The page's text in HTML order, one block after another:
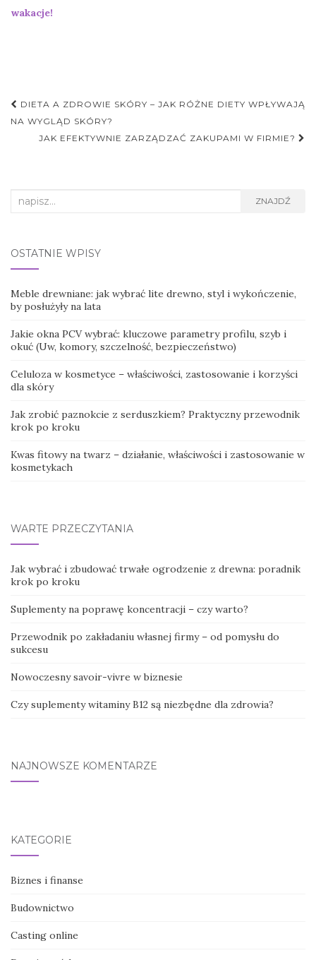
wakacje!
Nawigacja
postu
DIETA A ZDROWIE SKÓRY – JAK RÓŻNE DIETY WPŁYWAJĄ
NA WYGLĄD SKÓRY?
JAK EFEKTYWNIE ZARZĄDZAĆ ZAKUPAMI W FIRMIE?
Search
ZNAJDŹ
OSTATNIE WPISY
Meble drewniane: jak wybrać lite drewno, styl i wykończenie,
by posłużyły na lata
Jakie okna PCV wybrać: kluczowe parametry profilu, szyb i
okuć (Uw, komory, szczelność, bezpieczeństwo)
Celuloza w kosmetyce – właściwości, zastosowanie i korzyści
dla skóry
Jak zrobić paznokcie z serduszkiem? Praktyczny przewodnik
krok po kroku
Kwas fitowy na twarz – działanie, właściwości i zastosowanie w
kosmetykach
WARTE PRZECZYTANIA
Jak wybrać i zbudować trwałe ogrodzenie z drewna: poradnik
krok po kroku
Suplementy na poprawę koncentracji – czy warto?
Przewodnik po zakładaniu własnej firmy – od pomysłu do
sukcesu
Nowoczesny savoir-vivre w biznesie
Czy suplementy witaminy B12 są niezbędne dla zdrowia?
NAJNOWSZE KOMENTARZE
KATEGORIE
Biznes i finanse
Budownictwo
Casting online